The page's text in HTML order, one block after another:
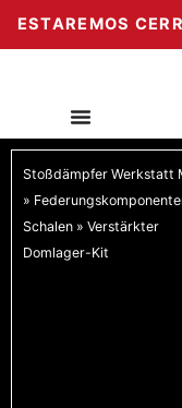
ESTAREMOS
Stoßdämpfer Werkstatt
»
Schalen » Verstärkter
Domlager-Kit